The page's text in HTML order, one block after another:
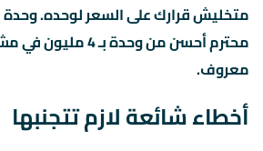
محترم أحسن من وحدة بـ
معروف.
أخطاء شائعة لازم تتجنبها